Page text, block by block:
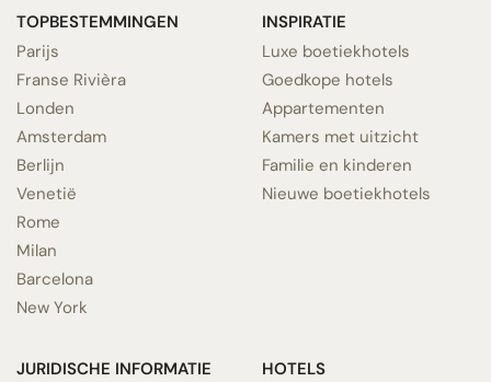
TOPBESTEMMINGEN
Parijs
Franse Rivièra
Londen
Amsterdam
Berlijn
Venetië
Rome
Milan
Barcelona
New York
INSPIRATIE
Luxe boetiekhotels
Goedkope hotels
Appartementen
Kamers met uitzicht
Familie en kinderen
Nieuwe boetiekhotels
JURIDISCHE INFORMATIE HOTELS